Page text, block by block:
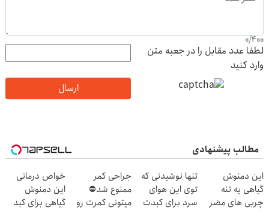
0/400
لطفا عدد مقابل را در جعبه متن
وارد کنید
ارسال
مطالب پیشنهادی
این دمنوش
گیاهی یه تنه
چربی های مضر
تنها نوشیدنی که
توی این هوای
سرد برای کبدت
جراحی کمر
ممنوع شد⛔
میتونی کمرت رو
خواص درمانی
این دمنوش
گیاهی برای کبد